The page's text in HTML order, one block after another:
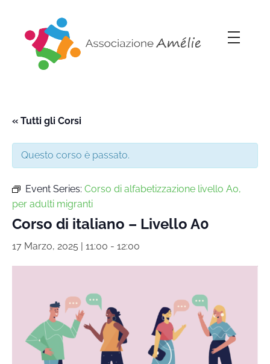
« Tutti gli Corsi
Questo corso è passato.
Event Series: Corso di alfabetizzazione livello A0,
per adulti migranti
Corso di italiano – Livello A0
17 Marzo, 2025 | 11:00 - 12:00